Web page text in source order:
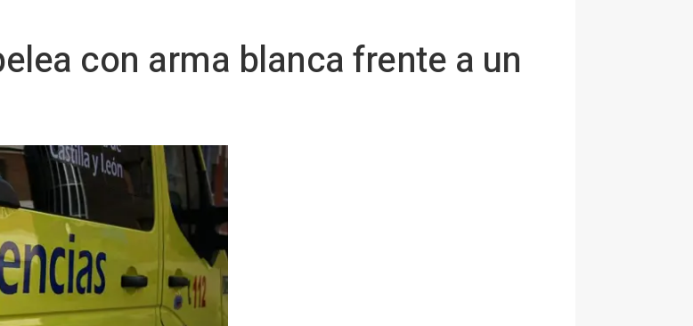
con arma blanca frente a un